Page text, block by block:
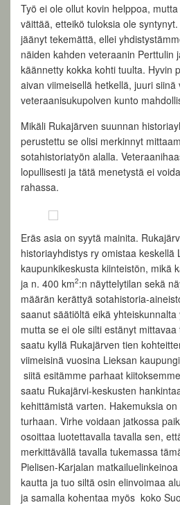
Työ ei ole ollut kovin helppoa,
väittää, etteikö tuloksia ole
jäänyt tekemättä, ellei
näiden kahden veteraanin Perttulin
käännetty kokka kohti tuulta. Hyvin
aivan viimeisellä hetkellä, juuri siinä
veteraanisukupolven kunto
Mikäli Rukajärven suunnan
perustettu se olisi merkinnyt
sotahistoriatyön alalla.
lopullisesti ja tätä menetystä ei
rahassa.
Eräs asia on syytä mainita.
historiayhdistys ry omistaa keskellä
kaupunkikeskusta kiinteistön, mikä
ja n. 400 km2:n näyttelytilan sekä
määrän kerättyä sotahistoria-
saanut säätiöltä eikä
mutta se ei ole silti estänyt
saatu kyllä Rukajärven tien
viimeisinä vuosina Lieksan
siitä esitämme parhaat
saatu Rukajärvi-keskusten
kehittämistä varten. Hakemuksia
turhaan. Virhe voidaan jatkossa
osoittaa luotettavalla tavalla sen,
merkittävällä tavalla tukemassa
Pielisen-Karjalan
kautta ja tuo siltä osin elinvoimaa
ja samalla kohentaa myös koko